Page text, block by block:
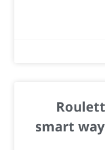
smart